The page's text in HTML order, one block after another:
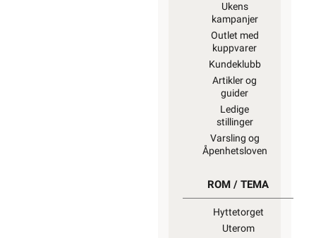
Ukens
kampanjer
Outlet med
kuppvarer
Kundeklubb
Artikler og
guider
Ledige
stillinger
Varsling og
Åpenhetsloven
ROM / TEMA
Hyttetorget
Uterom